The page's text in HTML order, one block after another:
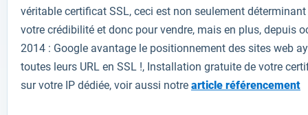
véritable certificat SSL, ceci est non seulement
votre crédibilité et donc pour vendre, mais en plus, depuis
2014 : Google avantage le positionnement des sites web
toutes leurs URL en SSL !, Installation gratuite de votre
sur votre IP dédiée, voir aussi notre article référencement